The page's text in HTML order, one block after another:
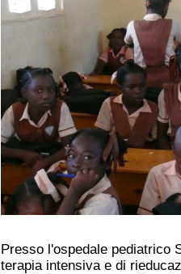
Presso l'ospedale pediatrico
terapia intensiva e di